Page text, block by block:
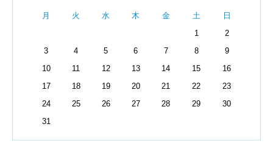
月 火 水 木 金 土
日
1
2
3
4 5 6 7 8
9
10
11 12 13 14 15
16
17
18 19 20 21 22
23
24
25 26 27 28 29
30
31